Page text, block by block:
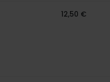
12,50 €